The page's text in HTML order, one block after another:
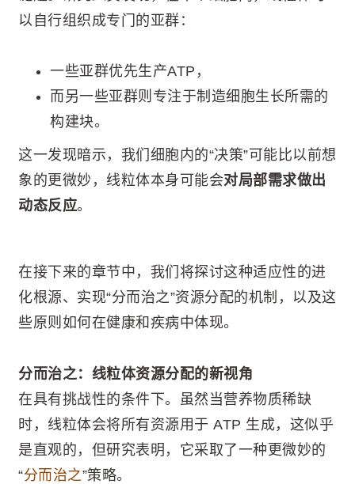
以自行组织成专门的亚群：
一些亚群优先生产ATP，
而另一些亚群则专注于制造细胞生长所需的
构建块。
这一发现暗示，我们细胞内的“决策”可能比以前想
象的更微妙，线粒体本身可能会对局部需求做出
动态反应。
在接下来的章节中，我们将探讨这种适应性的进
化根源、实现“分而治之”资源分配的机制，以及这
些原则如何在健康和疾病中体现。
分而治之：线粒体资源分配的新视角
在具有挑战性的条件下。虽然当营养物质稀缺
时，线粒体会将所有资源用于 ATP 生成，这似乎
是直观的，但研究表明，它采取了一种更微妙的
“分而治之”策略。